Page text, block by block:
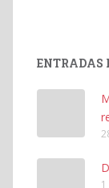
ENTRADAS